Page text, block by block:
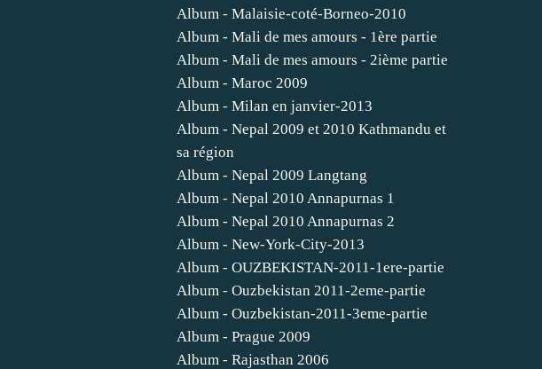
Album - Malaisie-coté-Borneo-2010
Album - Mali de mes amours - 1ère partie
Album - Mali de mes amours - 2ième partie
Album - Maroc 2009
Album - Milan en janvier-2013
Album - Nepal 2009 et 2010 Kathmandu et
sa région
Album - Nepal 2009 Langtang
Album - Nepal 2010 Annapurnas 1
Album - Nepal 2010 Annapurnas 2
Album - New-York-City-2013
Album - OUZBEKISTAN-2011-1ere-partie
Album - Ouzbekistan 2011-2eme-partie
Album - Ouzbekistan-2011-3eme-partie
Album - Prague 2009
Album - Rajasthan 2006